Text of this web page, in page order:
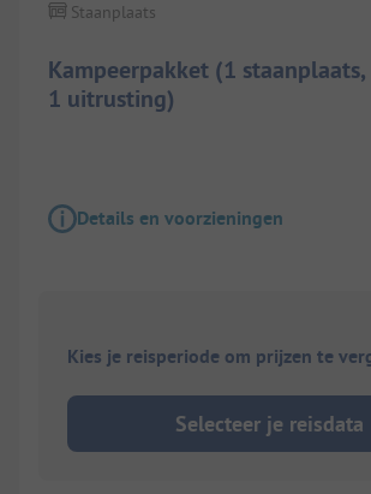
Kampeerpakket (1
1 uitrusting)
Staanplaats
Details en voorzieningen
Kies je reisperiode om prijzen te
Selecteer je reisdata